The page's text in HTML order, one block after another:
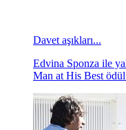
Davet aşıkları...
Edvina Sponza ile
Man at His Best ödül